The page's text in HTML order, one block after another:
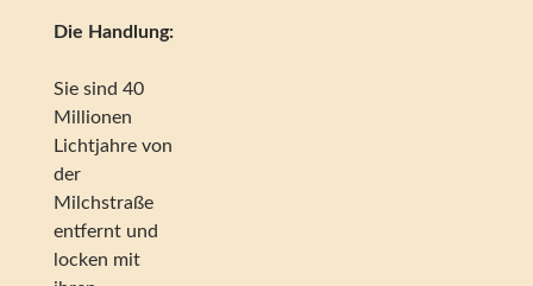
Die Handlung:
Sie sind 40
Millionen
Lichtjahre von
der
Milchstraße
entfernt und
locken mit